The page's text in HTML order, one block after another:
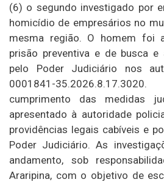
(6) o segundo investigado por
homicídio de empresários no
mesma região. O homem foi
prisão preventiva e de busca e
pelo Poder Judiciário nos
0001841-
cumprimento das medidas
apresentado à autoridade
providências legais cabíveis e
Poder Judiciário. As
andamento, sob
Araripina, com o objetivo de